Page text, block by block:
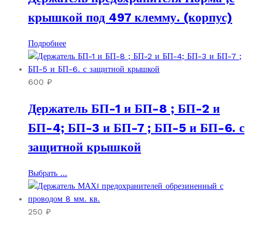
крышкой под 497 клемму. (корпус)
Подробнее
600 ₽
Держатель БП-1 и БП-8 ; БП-2 и
БП-4; БП-3 и БП-7 ; БП-5 и БП-6. с
защитной крышкой
Выбрать ...
товар
имеет
250 ₽